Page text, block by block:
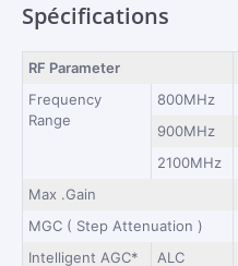
Spécifications
RF Parameter
Frequency
Range
800MHz
900MHz
2100MHz
Max .Gain
MGC ( Step Attenuation )
Intelligent AGC*
ALC